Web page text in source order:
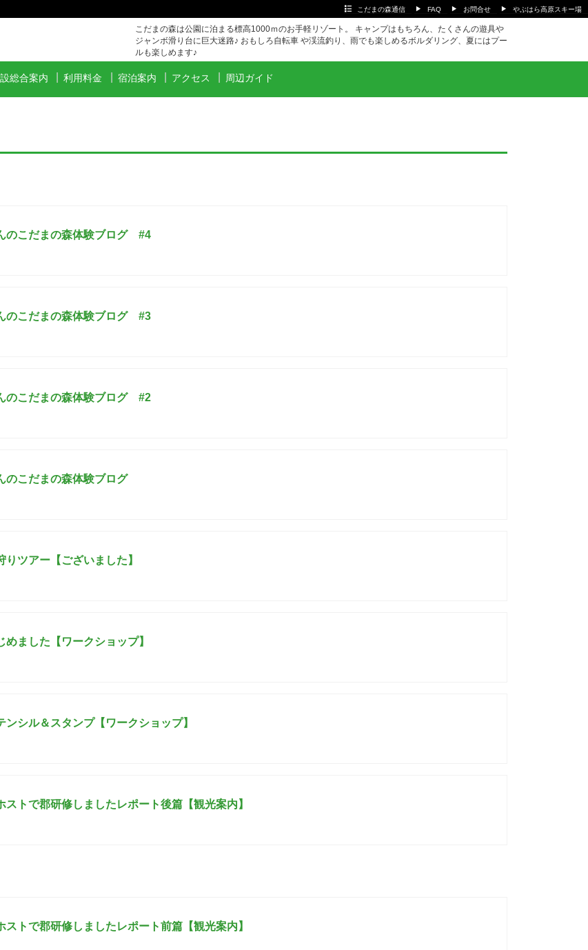
こだまの森通信 FAQ お問合せ やぶはら高原スキー場
こだまの森は公園に泊まる標高1000ｍのお手軽リゾート。 キャンプはもちろん、たくさんの遊具や
ジャンボ滑り台に巨大迷路♪ おもしろ自転車 や渓流釣り、雨でも楽しめるボルダリング、夏にはプー
ルも楽しめます♪
総合案内 利用料金 宿泊案内 アクセス 周辺ガイド
のこだまの森体験ブログ #4
のこだまの森体験ブログ #3
のこだまの森体験ブログ #2
こだまの森体験ブログ
りツアー【ございました】
めました【ワークショップ】
ンシル＆スタンプ【ワークショップ】
ストで郡研修しましたレポート後篇【観光案内】
ストで郡研修しましたレポート前篇【観光案内】